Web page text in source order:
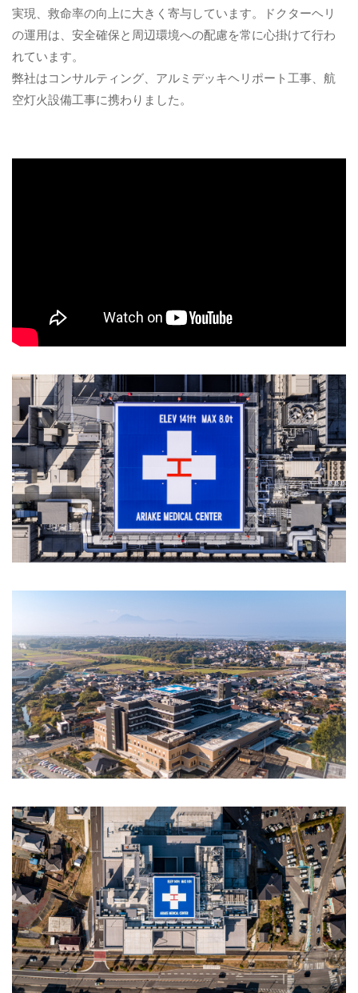
実現、救命率の向上に大きく寄与しています。ドクターヘリ
の運用は、安全確保と周辺環境への配慮を常に心掛けて行わ
れています。
弊社はコンサルティング、アルミデッキヘリポート工事、航
空灯火設備工事に携わりました。